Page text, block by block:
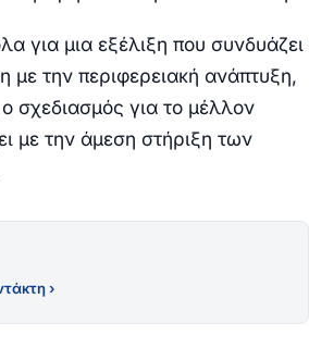
για μια εξέλιξη που συνδυάζει
με την περιφερειακή ανάπτυξη,
σχεδιασμός για το μέλλον
με την άμεση στήριξη των
›